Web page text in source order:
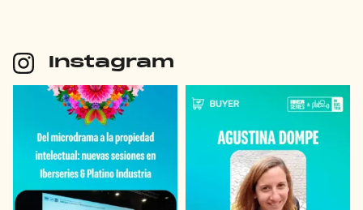
Instagram